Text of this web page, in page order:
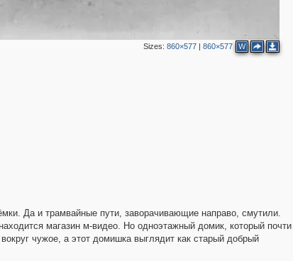
Sizes: 860×577| 860×577 W
Да и трамвайные пути, заворачивающие направо, смутили.
магазин м-видео. Но одноэтажный домик, который почти
чужое, а этот домишка выглядит как старый добрый